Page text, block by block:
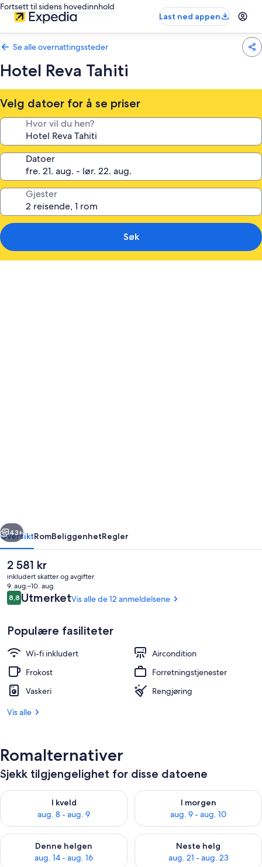
Fortsett til sidens hovedinnhold
Last ned appen
Se alle overnattingssteder
Hotel Reva Tahiti
Velg datoer for å se priser
Hvor vil du hen?
Datoer
Gjester
Søk
Resepsjon
Neste
43+
OversiktRomBeliggenhetRegler
Den
nåværende
prisen
er
2 581 kr
2 581 kr
inkludert skatter og avgifter
9. aug.–10. aug.
Anmeldelser
8,88,8 av 10 –
UtmerketVis alle de 12 anmeldelsene
Populære fasiliteter
Wi-fi inkludert
Aircondition
Frokost
Forretningstjenester
Vaskeri
Rengjøring
Vis alle
Romalternativer
Sjekk tilgjengelighet for disse datoene
I kveld
aug. 8 - aug. 9
Sjekk tilgjengelighet for i kveld, aug. 8 - aug. 9
I morgen
aug. 9 - aug. 10
Sjekk tilgjengelighet for i
Denne helgen
aug. 14 - aug. 16
Sjekk tilgjengelighet for denne helgen, aug. 14 - aug. 16
Neste helg
aug. 21 - aug. 23
Sjekk tilgjengelighet for